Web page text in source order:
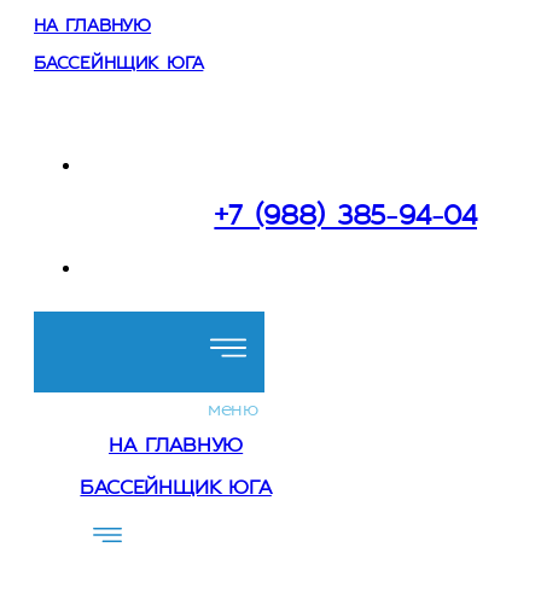
НА ГЛАВНУЮ
БАССЕЙНЩИК ЮГА
+7 (988) 385-94-04
меню
НА ГЛАВНУЮ
БАССЕЙНЩИК ЮГА